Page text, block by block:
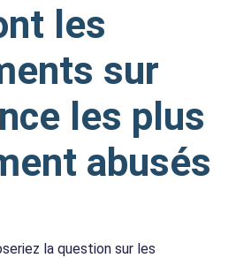
les
sur
les plus
abusés
la question sur les